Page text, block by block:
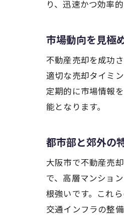
り、迅速かつ効率
市場動向を見極
不動産売却を成功
適切な売却タイミ
定期的に市場情報
能となります。
都市部と郊外の
大阪市で不動産売
で、高層マンショ
根強いです。これ
交通インフラの整